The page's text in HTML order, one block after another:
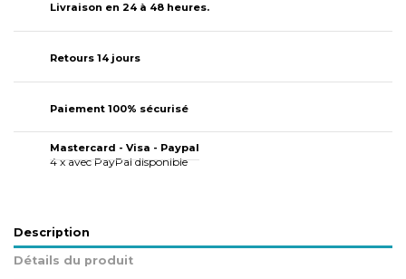
Livraison en 24 à 48 heures.
Retours 14 jours
Paiement 100% sécurisé
Mastercard - Visa - Paypal
4 x avec PayPal disponible
Description
Détails du produit